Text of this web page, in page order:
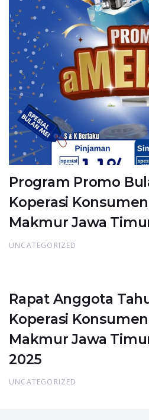
Program Promo
Koperasi
Makmur Jawa
UNCATEGORIZED
Rapat Anggota
Koperasi
Makmur Jawa
2025
UNCATEGORIZED